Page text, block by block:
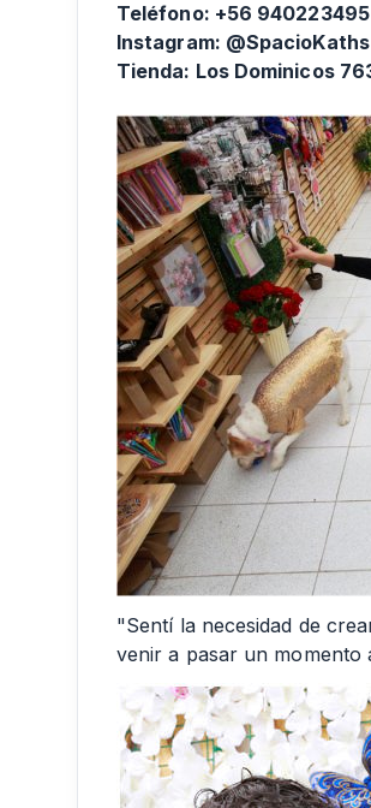
Teléfono: +56 940223495
Instagram: @SpacioKaths
Tienda: Los Dominicos
"Sentí la necesidad de
venir a pasar un momento